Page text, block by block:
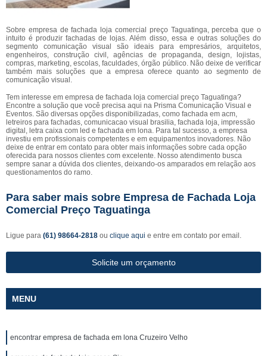
Sobre empresa de fachada loja comercial preço Taguatinga, perceba que o
intuito é produzir fachadas de lojas. Além disso, essa e outras soluções do
segmento comunicação visual são ideais para empresários, arquitetos,
engenheiros, construção civil, agências de propaganda, design, lojistas,
compras, marketing, escolas, faculdades, órgão público. Não deixe de verificar
também mais soluções que a empresa oferece quanto ao segmento de
comunicação visual.
Tem interesse em empresa de fachada loja comercial preço Taguatinga?
Encontre a solução que você precisa aqui na Prisma Comunicação Visual e
Eventos. São diversas opções disponibilizadas, como fachada em acm,
letreiros para fachadas, comunicacao visual brasilia, fachada loja, impressão
digital, letra caixa com led e fachada em lona. Para tal sucesso, a empresa
investiu em profissionais competentes e em equipamentos inovadores. Não
deixe de entrar em contato para obter mais informações sobre cada opção
oferecida para nossos clientes com excelente. Nosso atendimento busca
sempre sanar a dúvida dos clientes, deixando-os amparados em relação aos
questionamentos do ramo.
Para saber mais sobre Empresa de Fachada Loja
Comercial Preço Taguatinga
Ligue para (61) 98664-2818 ou clique aqui e entre em contato por email.
Solicite um orçamento
MENU
encontrar empresa de fachada em lona Cruzeiro Velho